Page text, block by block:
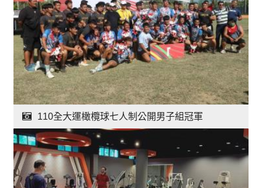
110全大運橄欖球七人制公開男子組冠軍